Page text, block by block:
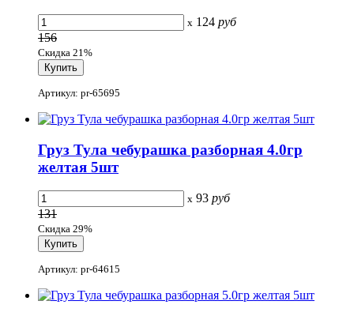
x 124 руб
156
Скидка 21%
Артикул: pr-65695
Груз Тула чебурашка разборная 4.0гр
желтая 5шт
x 93 руб
131
Скидка 29%
Артикул: pr-64615